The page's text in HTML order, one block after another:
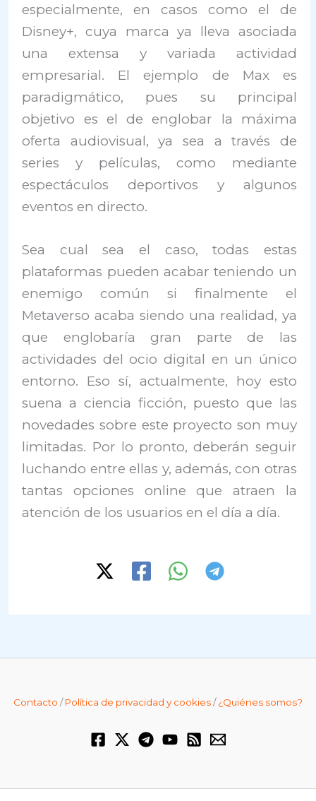
especialmente, en casos como el de
Disney+, cuya marca ya lleva asociada
una extensa y variada actividad
empresarial. El ejemplo de Max es
paradigmático, pues su principal
objetivo es el de englobar la máxima
oferta audiovisual, ya sea a través de
series y películas, como mediante
espectáculos deportivos y algunos
eventos en directo.
Sea cual sea el caso, todas estas
plataformas pueden acabar teniendo un
enemigo común si finalmente el
Metaverso acaba siendo una realidad, ya
que englobaría gran parte de las
actividades del ocio digital en un único
entorno. Eso sí, actualmente, hoy esto
suena a ciencia ficción, puesto que las
novedades sobre este proyecto son muy
limitadas. Por lo pronto, deberán seguir
luchando entre ellas y, además, con otras
tantas opciones online que atraen la
atención de los usuarios en el día a día.
Contacto /Política de privacidad y cookies/¿Quiénes somos?